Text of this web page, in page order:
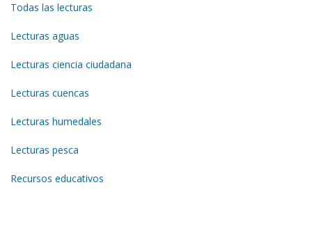
Todas las lecturas
Lecturas aguas
Lecturas ciencia ciudadana
Lecturas cuencas
Lecturas humedales
Lecturas pesca
Recursos educativos